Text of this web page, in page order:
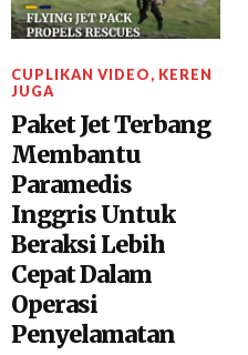
CUPLIKAN VIDEO, KEREN
JUGA
Paket Jet Terbang
Membantu
Paramedis
Inggris Untuk
Beraksi Lebih
Cepat Dalam
Operasi
Penyelamatan